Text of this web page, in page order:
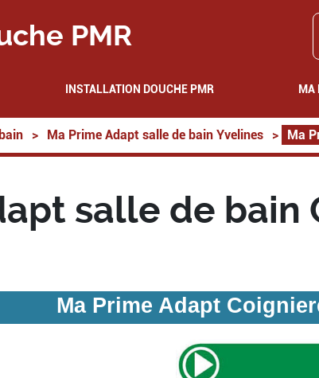
PMR
INSTALLATION DOUCHE PMR MA
> Ma Prime Adapt salle de bain Yvelines > Ma
salle de bain
Ma Prime Adapt